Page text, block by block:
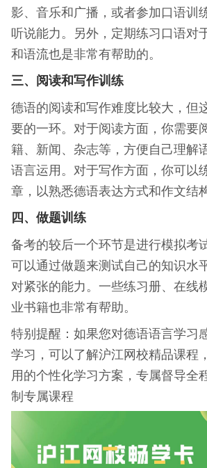
影、音乐和广播，或者参加口语训
听说能力。另外，定期练习口语对
和语流也是非常有帮助的。
三、阅读和写作训练
德语的阅读和写作难度比较大，但
要的一环。对于阅读方面，你需要
籍、新闻、杂志等，方便自己理解
语言运用。对于写作方面，你可以
章，以熟悉德语表达方式和作文结构
四、做题训练
备考的较后一个环节是进行模拟考
可以通过做题来测试自己的知识水
对紧张的能力。一些练习册、在线
业书籍也非常有帮助。
特别提醒：如果您对德语语言学习
学习，可以了解沪江网校精品课程
用的个性化学习方案，专属督导全
制专属课程